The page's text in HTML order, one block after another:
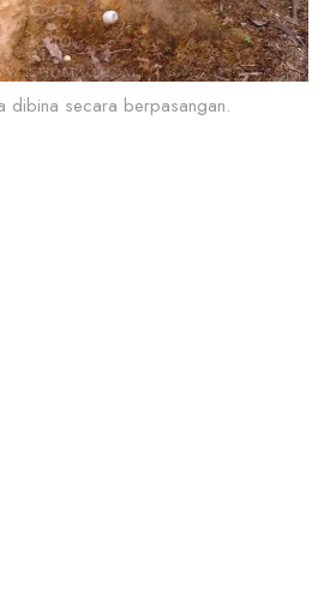
dibina secara berpasangan.